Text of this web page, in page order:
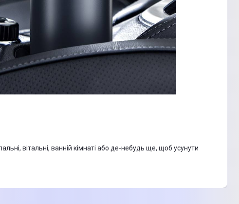
вітальні, ванній кімнаті або де-небудь ще, щоб усунути